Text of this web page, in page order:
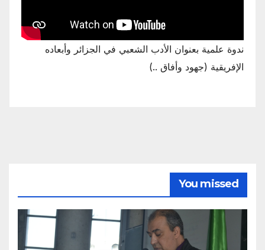
ندوة علمية بعنوان الأدب الشعبي في الجزائر وأبعاده
الإفريقية (جهود وأفاق ..)
You missed